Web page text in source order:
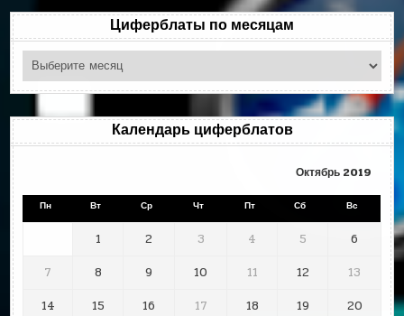
Циферблаты по месяцам
Циферблаты
месяцам
Календарь циферблатов
Октябрь 2019
Пн Вт Ср Чт Пт Сб Вс
1 2 3 4 5
6
7
8 9 10 11 12
13
14
15 16 17 18 19
20